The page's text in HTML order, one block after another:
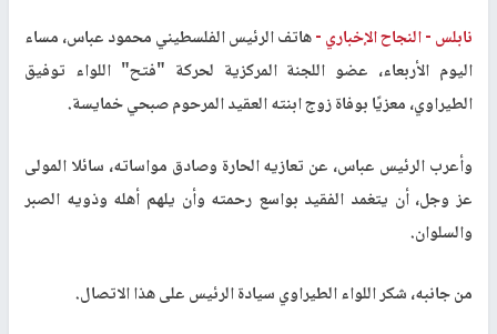
نابلس -النجاح الإخباري -هاتف الرئيس الفلسطيني محمود عباس، مساء
اليوم الأربعاء، عضو اللجنة المركزية لحركة "فتح" اللواء توفيق
الطيراوي، معزيًا بوفاة زوج ابنته العقيد المرحوم صبحي خمايسة.
وأعرب الرئيس عباس، عن تعازيه الحارة وصادق مواساته، سائلا المولى
عز وجل، أن يتغمد الفقيد بواسع رحمته وأن يلهم أهله وذويه الصبر
والسلوان.
من جانبه، شكر اللواء الطيراوي سيادة الرئيس على هذا الاتصال.